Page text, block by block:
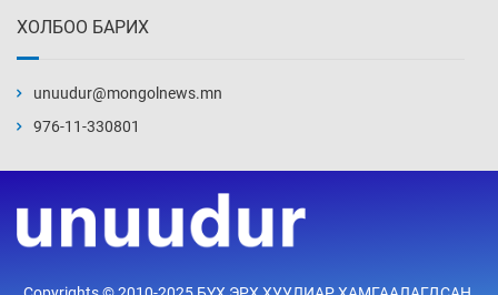
Уржигдар 13 цаг 00 мин
Уржигдар 12 цаг 30 мин
ХОЛБОО БАРИХ
unuudur@mongolnews.mn
976-11-330801